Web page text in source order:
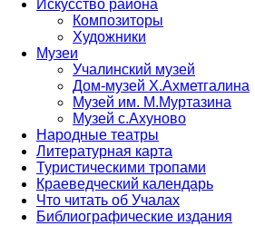
Искусство района
Композиторы
Художники
Музеи
Учалинский музей
Дом-музей Х.Ахметгалина
Музей им. М.Муртазина
Музей с.Ахуново
Народные театры
Литературная карта
Туристическими тропами
Краеведческий календарь
Что читать об Учалах
Библиографические издания